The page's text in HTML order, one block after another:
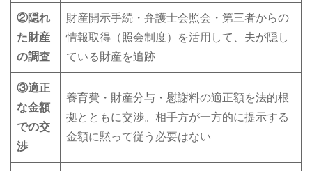
②隠れ
た財産
の調査
財産開示手続・弁護士会照会・第三者からの
情報取得（照会制度）を活用して、夫が隠し
ている財産を追跡
③適正
な金額
での交
渉
養育費・財産分与・慰謝料の適正額を法的根
拠とともに交渉。相手方が一方的に提示する
金額に黙って従う必要はない